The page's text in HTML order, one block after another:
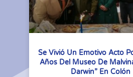
Se Vivió Un Emotivo Acto
Años Del Museo De
Darwin” En Colón